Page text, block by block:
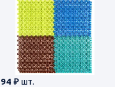
94 ₽ шт.